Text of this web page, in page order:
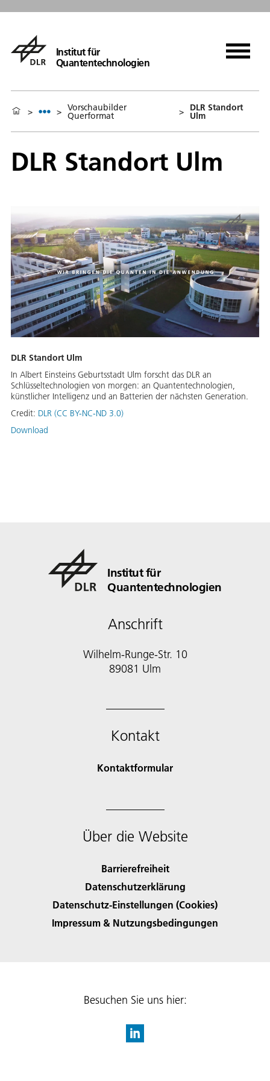
Institut für
Quantentechnologien
> > Vorschaubilder
Querformat > DLR Standort
Ulm
DLR Standort Ulm
DLR Standort Ulm
In Albert Einsteins Geburtsstadt Ulm forscht das DLR an
Schlüsseltechnologien von morgen: an Quantentechnologien,
künstlicher Intelligenz und an Batterien der nächsten Generation.
Credit: DLR (CC BY-NC-ND 3.0)
Download
Institut für
Quantentechnologien
Anschrift
Wilhelm-Runge-Str. 10
89081 Ulm
Kontakt
Kontaktformular
Über die Website
Barrierefreiheit
Datenschutzerklärung
Datenschutz-Einstellungen (Cookies)
Impressum & Nutzungsbedingungen
Besuchen Sie uns hier: